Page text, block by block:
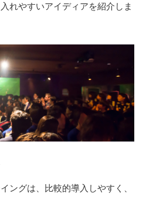
れやすいアイディアを紹介しま
ングは、比較的導入しやすく、